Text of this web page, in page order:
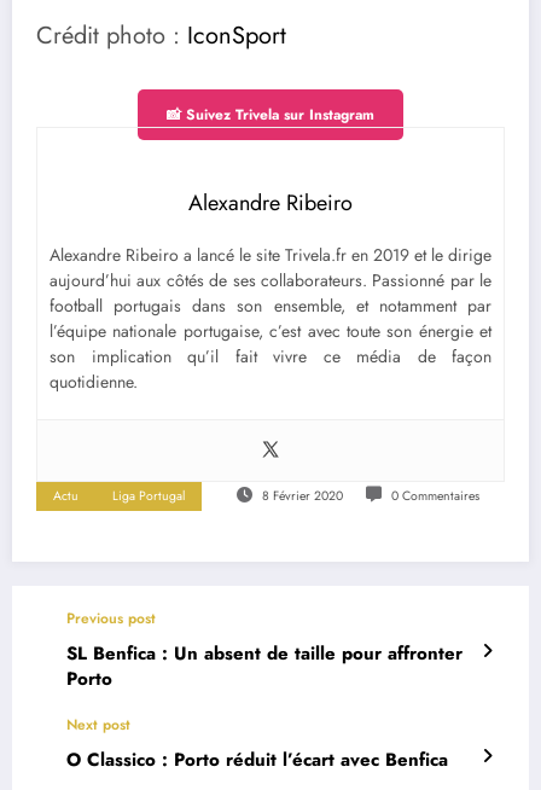
Crédit photo : IconSport
📸 Suivez Trivela sur Instagram
Alexandre Ribeiro
Alexandre Ribeiro a lancé le site Trivela.fr en 2019 et le dirige
aujourd’hui aux côtés de ses collaborateurs. Passionné par le
football portugais dans son ensemble, et notamment par
l’équipe nationale portugaise, c’est avec toute son énergie et
son implication qu’il fait vivre ce média de façon
quotidienne.
Actu Liga Portugal 8 Février 2020 0 Commentaires
Previous post
SL Benfica : Un absent de taille pour affronter
Porto
Next post
O Classico : Porto réduit l’écart avec Benfica